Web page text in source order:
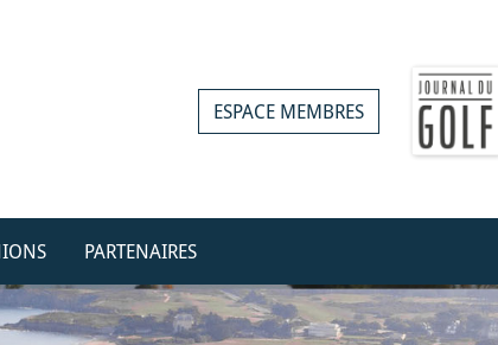
ESPACE MEMBRES
PARTENAIRES